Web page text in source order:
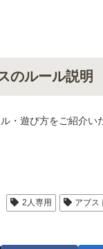
のルール説明
・遊び方をご紹介い
2人専用 アブス